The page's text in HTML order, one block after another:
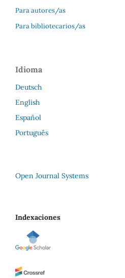
Para autores/as
Para bibliotecarios/as
Idioma
Deutsch
English
Español
Português
Open Journal Systems
Indexaciones